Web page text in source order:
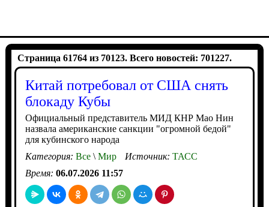
Страница 61764 из 70123. Всего новостей: 701227.
Китай потребовал от США снять
блокаду Кубы
Официальный представитель МИД КНР Мао Нин
назвала американские санкции "огромной бедой"
для кубинского народа
Категория: Все\Мир Источник: ТАСС
Время: 06.07.2026 11:57